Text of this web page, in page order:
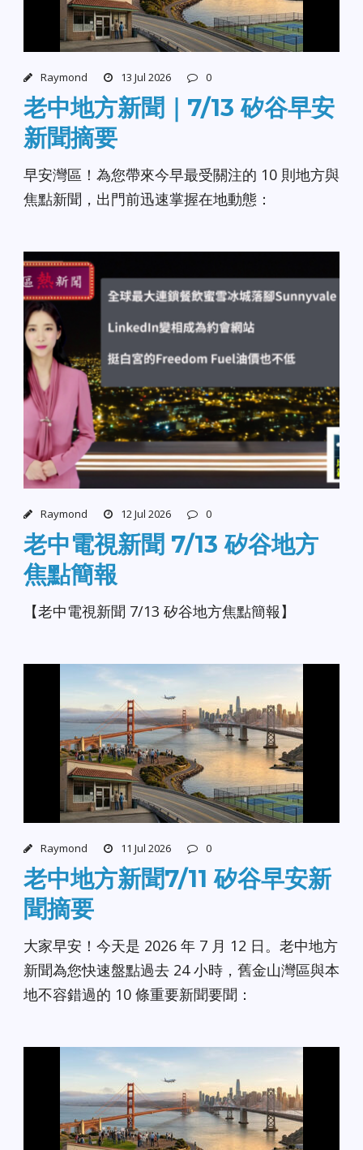
Raymond 13 Jul 2026 0
老中地方新聞｜7/13 矽谷早安
新聞摘要
早安灣區！為您帶來今早最受關注的 10 則地方與
焦點新聞，出門前迅速掌握在地動態：
Raymond 12 Jul 2026 0
老中電視新聞 7/13 矽谷地方
焦點簡報
【老中電視新聞 7/13 矽谷地方焦點簡報】
Raymond 11 Jul 2026 0
老中地方新聞7/11 矽谷早安新
聞摘要
大家早安！今天是 2026 年 7 月 12 日。老中地方
新聞為您快速盤點過去 24 小時，舊金山灣區與本
地不容錯過的 10 條重要新聞要聞：